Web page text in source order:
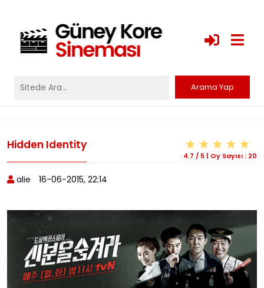
Hidden Identity
4.7 / 5 | Oy Sayısı : 20
alie 16-06-2015, 22:14